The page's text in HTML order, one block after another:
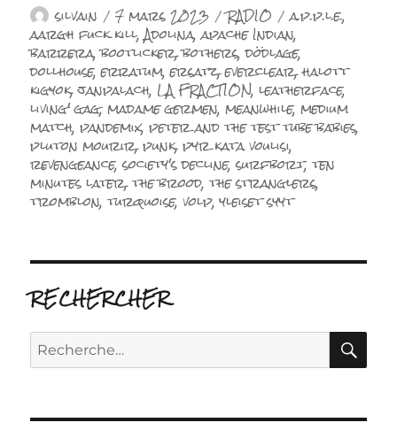
Auteur
silvain Publié
le
7 mars 2023 Catégories
RADIO Étiquettes
a.p.p.l.e.,
aargh fuck kill,Adolina,apache Indian,
barrera,bootlicker,bothers,dödlage,
dollhouse,erratum,ersatz,everclear,halott
kigyok,janpalach, LA FRACTION,leatherface,
living' gag,madame germen,meanwhile,medium
match,pandemix,peter and the test tube babies,
pluton mourir,punk,pyr kata voulisi,
revengeance,society's decline,surfbort,ten
minutes later,the brood,the stranglers,
tromblon,turquoise,volp,yleiset syyt
RECHERCHER
Recherche
pour :